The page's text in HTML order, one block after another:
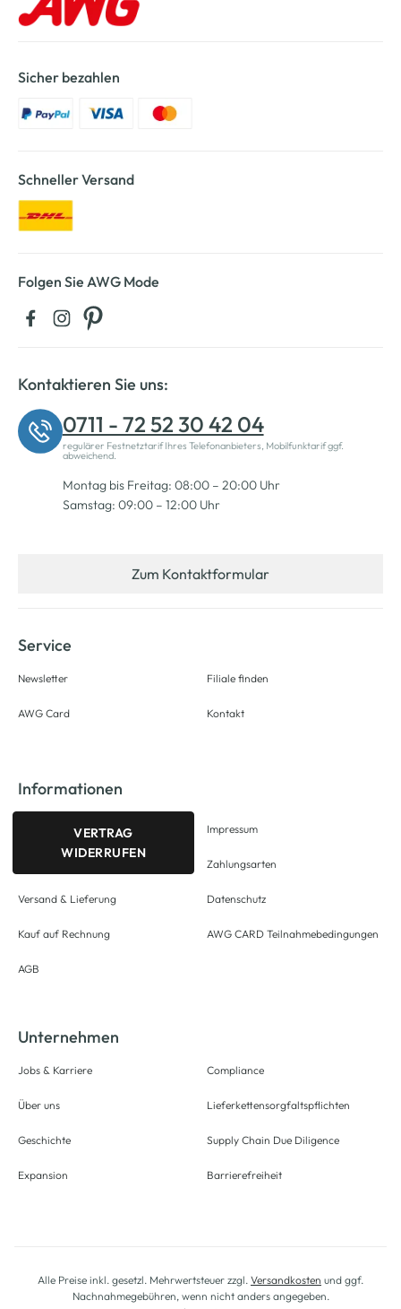
Sicher bezahlen
Schneller Versand
Folgen Sie AWG Mode
Kontaktieren Sie uns:
0711 - 72 52 30 42 04
regulärer Festnetztarif Ihres Telefonanbieters, Mobilfunktarif ggf.
abweichend.
Montag bis Freitag: 08:00 – 20:00 Uhr
Samstag: 09:00 – 12:00 Uhr
Zum Kontaktformular
Service
Newsletter
AWG Card
Filiale finden
Kontakt
Informationen
VERTRAG
WIDERRUFEN
Versand & Lieferung
Kauf auf Rechnung
AGB
Impressum
Zahlungsarten
Datenschutz
AWG CARD Teilnahmebedingungen
Unternehmen
Jobs & Karriere
Über uns
Geschichte
Expansion
Compliance
Lieferkettensorgfaltspflichten
Supply Chain Due Diligence
Barrierefreiheit
Alle Preise inkl. gesetzl. Mehrwertsteuer zzgl. Versandkosten und ggf.
Nachnahmegebühren, wenn nicht anders angegeben.